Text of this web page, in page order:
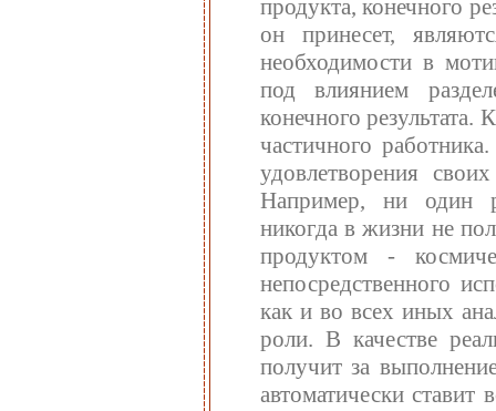
продукта, конечного
он принесет,
необходимости в
под влиянием
конечного
частичного
удовлетворения
Например, ни один
никогда в жизни не
продуктом -
непосредственного
как и во всех иных
роли. В качестве
получит за
автоматически